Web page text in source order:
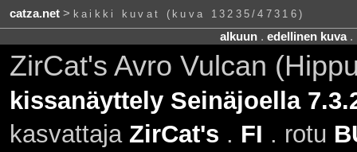
catza.net> kaikki kuvat (kuva 13235/47316)
alkuun. edellinen kuva.
ZirCat's Avro Vulcan
kissanäyttely Seinäjoella
kasvattaja ZirCat's . FI . rotu